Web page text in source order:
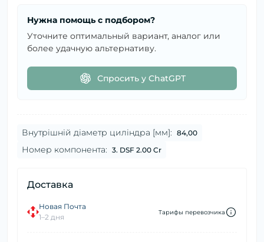
Нужна помощь с подбором?
Уточните оптимальный вариант, аналог или
более удачную альтернативу.
Спросить у ChatGPT
Внутрішній діаметр циліндра [мм]: 84,00
Номер компонента: 3. DSF 2.00 Cr
Доставка
Новая Почта
1–2 дня
Тарифы перевозчика